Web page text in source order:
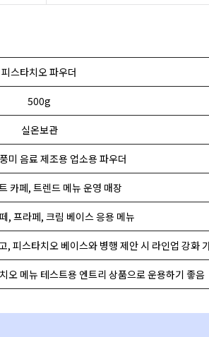
피스타치오 파우더
500g
실온보관
미 음료 제조용 업소용 파우더
카페, 트렌드 메뉴 운영 매장
, 프라페, 크림 베이스 응용 메뉴
, 피스타치오 베이스와 병행 제안 시 라인업 강화
오 메뉴 테스트용 엔트리 상품으로 운용하기 좋음